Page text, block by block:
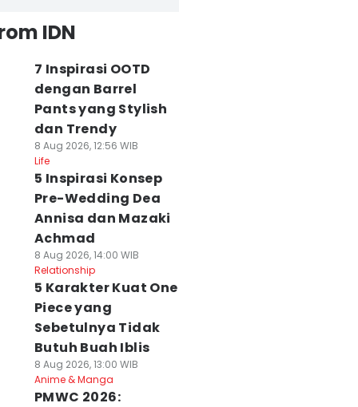
IDN
7 Inspirasi OOTD
dengan Barrel
Pants yang Stylish
dan Trendy
8 Aug 2026, 12:56 WIB
Life
5 Inspirasi Konsep
Pre-Wedding Dea
Annisa dan Mazaki
Achmad
8 Aug 2026, 14:00 WIB
Relationship
5 Karakter Kuat One
Piece yang
Sebetulnya Tidak
Butuh Buah Iblis
8 Aug 2026, 13:00 WIB
Anime & Manga
PMWC 2026: